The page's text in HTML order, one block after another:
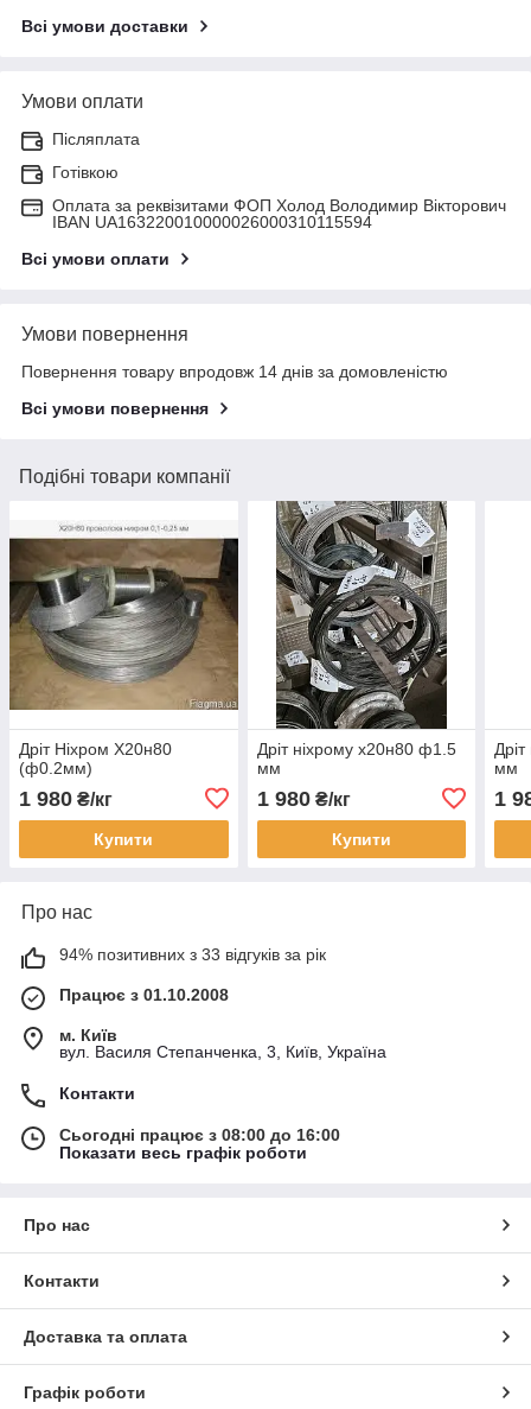
Всі умови доставки
Умови оплати
Післяплата
Готівкою
Оплата за реквізитами ФОП Холод Володимир Вікторович
IBAN UA163220010000026000310115594
Всі умови оплати
Умови повернення
Повернення товару впродовж 14 днів за домовленістю
Всі умови повернення
Подібні товари компанії
Дріт Ніхром Х20н80
(ф0.2мм)
1 980 ₴/кг
Купити
Дріт ніхрому х20н80 ф1.5
мм
1 980₴/кг
Купити
мм
1
Про нас
94% позитивних з 33 відгуків за рік
Працює з 01.10.2008
м. Київ
вул. Василя Степанченка, 3, Київ, Україна
Контакти
Сьогодні працює з 08:00 до 16:00
Показати весь графік роботи
Про нас
Контакти
Доставка та оплата
Графік роботи